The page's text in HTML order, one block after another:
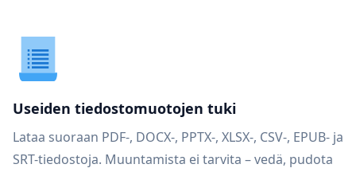
Useiden tiedostomuotojen tuki
Lataa suoraan PDF-, DOCX-, PPTX-, XLSX-, CSV-, EPUB- ja
SRT-tiedostoja. Muuntamista ei tarvita – vedä, pudota